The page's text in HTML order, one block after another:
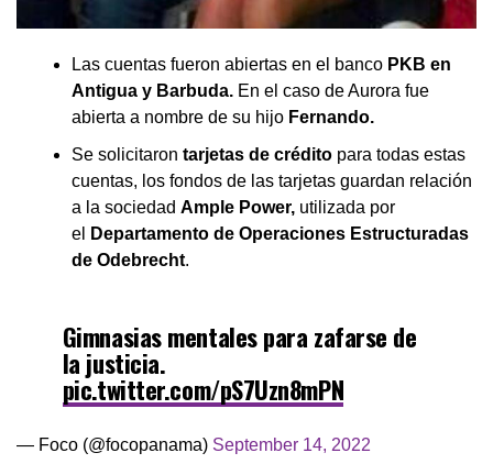
Las cuentas fueron abiertas en el banco PKB en
Antigua y Barbuda. En el caso de Aurora fue
abierta a nombre de su hijo Fernando.
Se solicitaron tarjetas de crédito para todas estas
cuentas, los fondos de las tarjetas guardan relación
a la sociedad Ample Power, utilizada por
el
Departamento de Operaciones Estructuradas
de Odebrecht.
Gimnasias mentales para zafarse de
la justicia.
pic.twitter.com/pS7Uzn8mPN
— Foco (@focopanama) September 14, 2022